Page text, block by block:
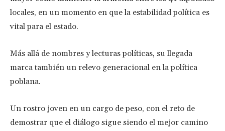
locales, en un momento en que la estabilidad política es
vital para el estado.
Más allá de nombres y lecturas políticas, su llegada
marca también un relevo generacional en la política
poblana.
Un rostro joven en un cargo de peso, con el reto de
demostrar que el diálogo sigue siendo el mejor camino